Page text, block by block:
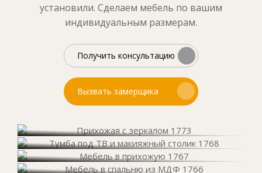
установили. Сделаем мебель по вашим
индивидуальным размерам.
Получить консультацию
Вызвать замерщика